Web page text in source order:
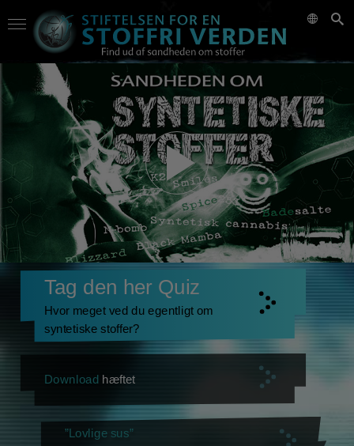
Tag den her Quiz
Hvor meget ved du egentligt om
syntetiske stoffer?
Download hæftet
”Lovlige sus”